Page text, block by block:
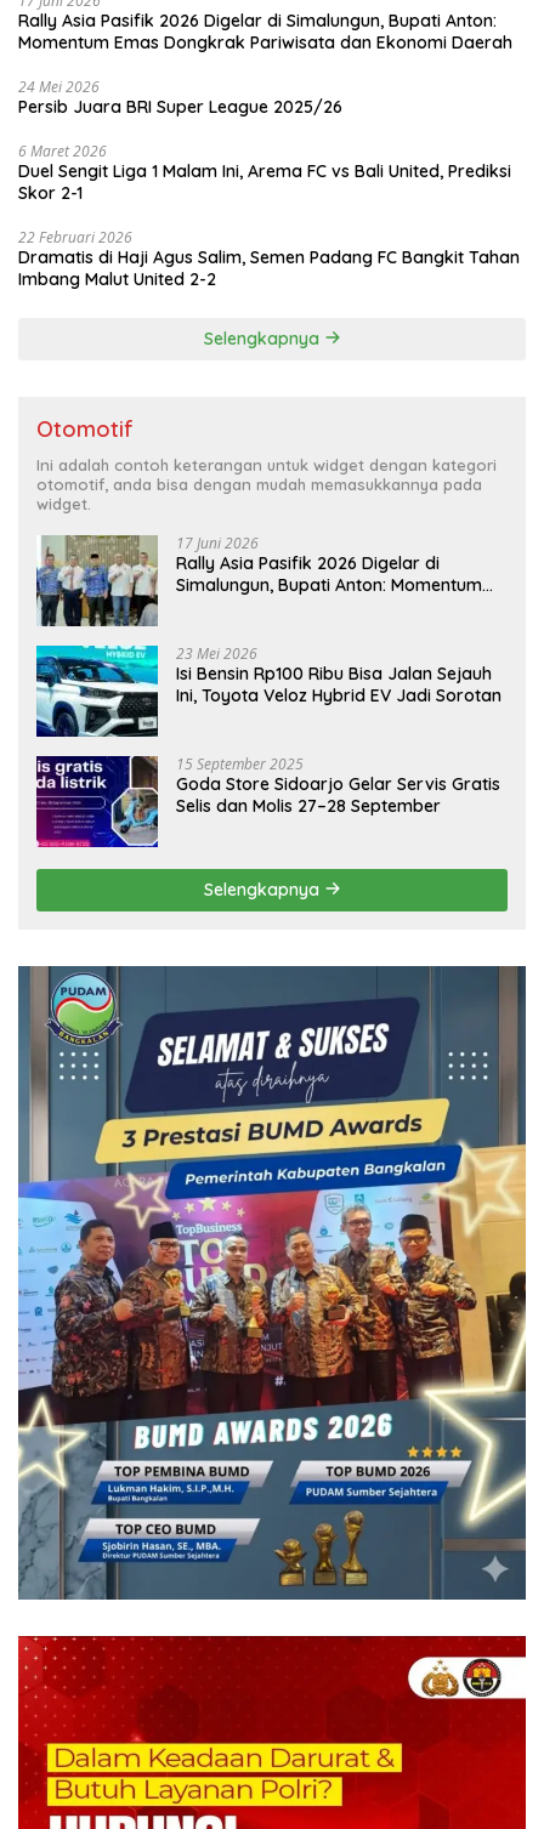
Rally Asia Pasifik 2026 Digelar di Simalungun, Bupati Anton:
Momentum Emas Dongkrak Pariwisata dan Ekonomi Daerah
24 Mei 2026
Persib Juara BRI Super League 2025/26
6 Maret 2026
Duel Sengit Liga 1 Malam Ini, Arema FC vs Bali United, Prediksi
Skor 2-1
22 Februari 2026
Dramatis di Haji Agus Salim, Semen Padang FC Bangkit Tahan
Imbang Malut United 2-2
Selengkapnya
Otomotif
Ini adalah contoh keterangan untuk widget dengan kategori
otomotif, anda bisa dengan mudah memasukkannya pada
widget.
17 Juni 2026
Rally Asia Pasifik 2026 Digelar di
Simalungun, Bupati Anton: Momentum
23 Mei 2026
Isi Bensin Rp100 Ribu Bisa Jalan Sejauh
Ini, Toyota Veloz Hybrid EV Jadi Sorotan
15 September 2025
Goda Store Sidoarjo Gelar Servis Gratis
Selis dan Molis 27–28 September
Selengkapnya